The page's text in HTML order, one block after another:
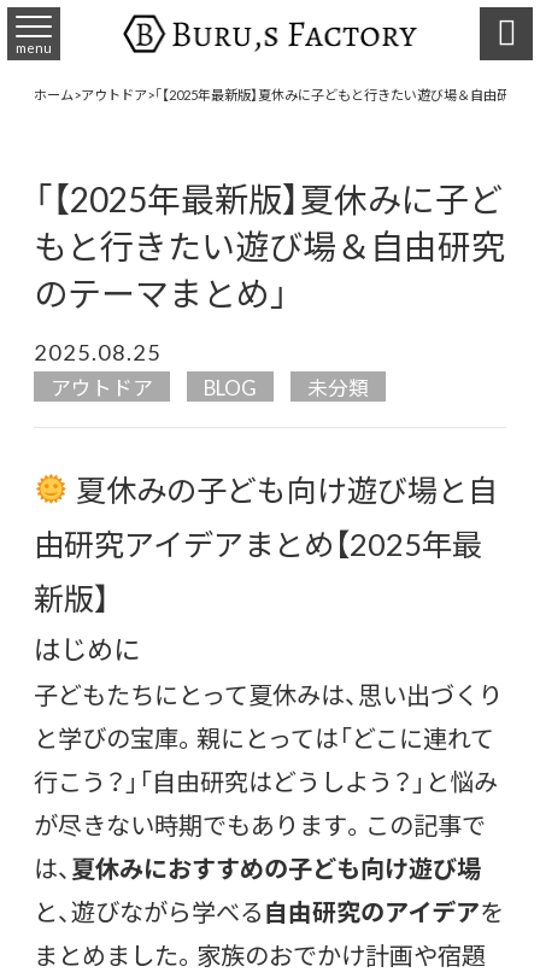
menu 
ホーム>アウトドア>「【2025年最新版】夏休みに子どもと行きたい遊び場＆自由研究
「【2025年最新版】夏休みに子ど
もと行きたい遊び場＆自由研究
のテーマまとめ」
2025.08.25
アウトドア BLOG 未分類
夏休みの子ども向け遊び場と自
由研究アイデアまとめ【2025年最
新版】
はじめに
子どもたちにとって夏休みは、思い出づくり
と学びの宝庫。親にとっては「どこに連れて
行こう？」「自由研究はどうしよう？」と悩み
が尽きない時期でもあります。この記事で
は、 夏休みにおすすめの子ども向け遊び場
と、遊びながら学べる自由研究のアイデアを
まとめました。家族のおでかけ計画や宿題